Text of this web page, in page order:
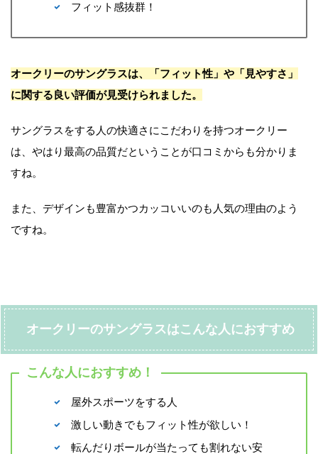
フィット感抜群！
オークリーのサングラスは、「フィット性」や「見やすさ」
に関する良い評価が見受けられました。
サングラスをする人の快適さにこだわりを持つオークリー
は、やはり最高の品質だということが口コミからも分かりま
すね。
また、デザインも豊富かつカッコいいのも人気の理由のよう
ですね。
オークリーのサングラスはこんな人におすすめ
こんな人におすすめ！
屋外スポーツをする人
激しい動きでもフィット性が欲しい！
転んだりボールが当たっても割れない安